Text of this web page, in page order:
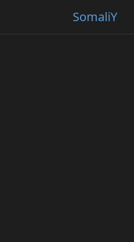
SomaliY